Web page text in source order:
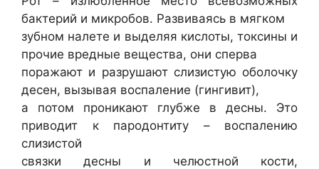
бактерий и микробов. Развиваясь в мягком
зубном налете и выделяя кислоты, токсины и
прочие вредные вещества, они сперва
поражают и разрушают слизистую оболочку
десен, вызывая воспаление (гингивит),
а потом проникают глубже в десны. Это
приводит к пародонтиту – воспалению
слизистой
связки десны и челюстной кости,